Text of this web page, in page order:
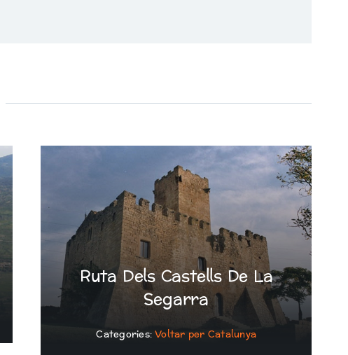
Ruta Dels Castells De La
Segarra
Categories:Voltar per Catalunya